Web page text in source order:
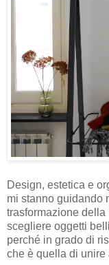
Design, estetica e
mi stanno guidando
trasformazione
scegliere oggetti
perché in grado di
che è quella di unire